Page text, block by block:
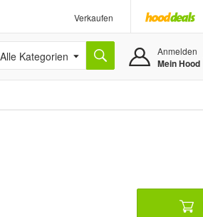
Verkaufen
Alle Kategorien Anmelden
Mein Hood